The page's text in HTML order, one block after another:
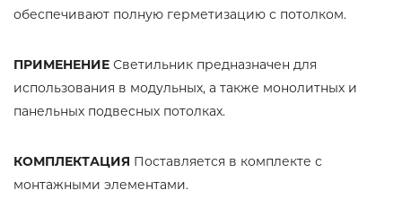
обеспечивают полную герметизацию с потолком.
ПРИМЕНЕНИЕ Светильник предназначен для
использования в модульных, а также монолитных и
панельных подвесных потолках.
КОМПЛЕКТАЦИЯ Поставляется в комплекте с
монтажными элементами.